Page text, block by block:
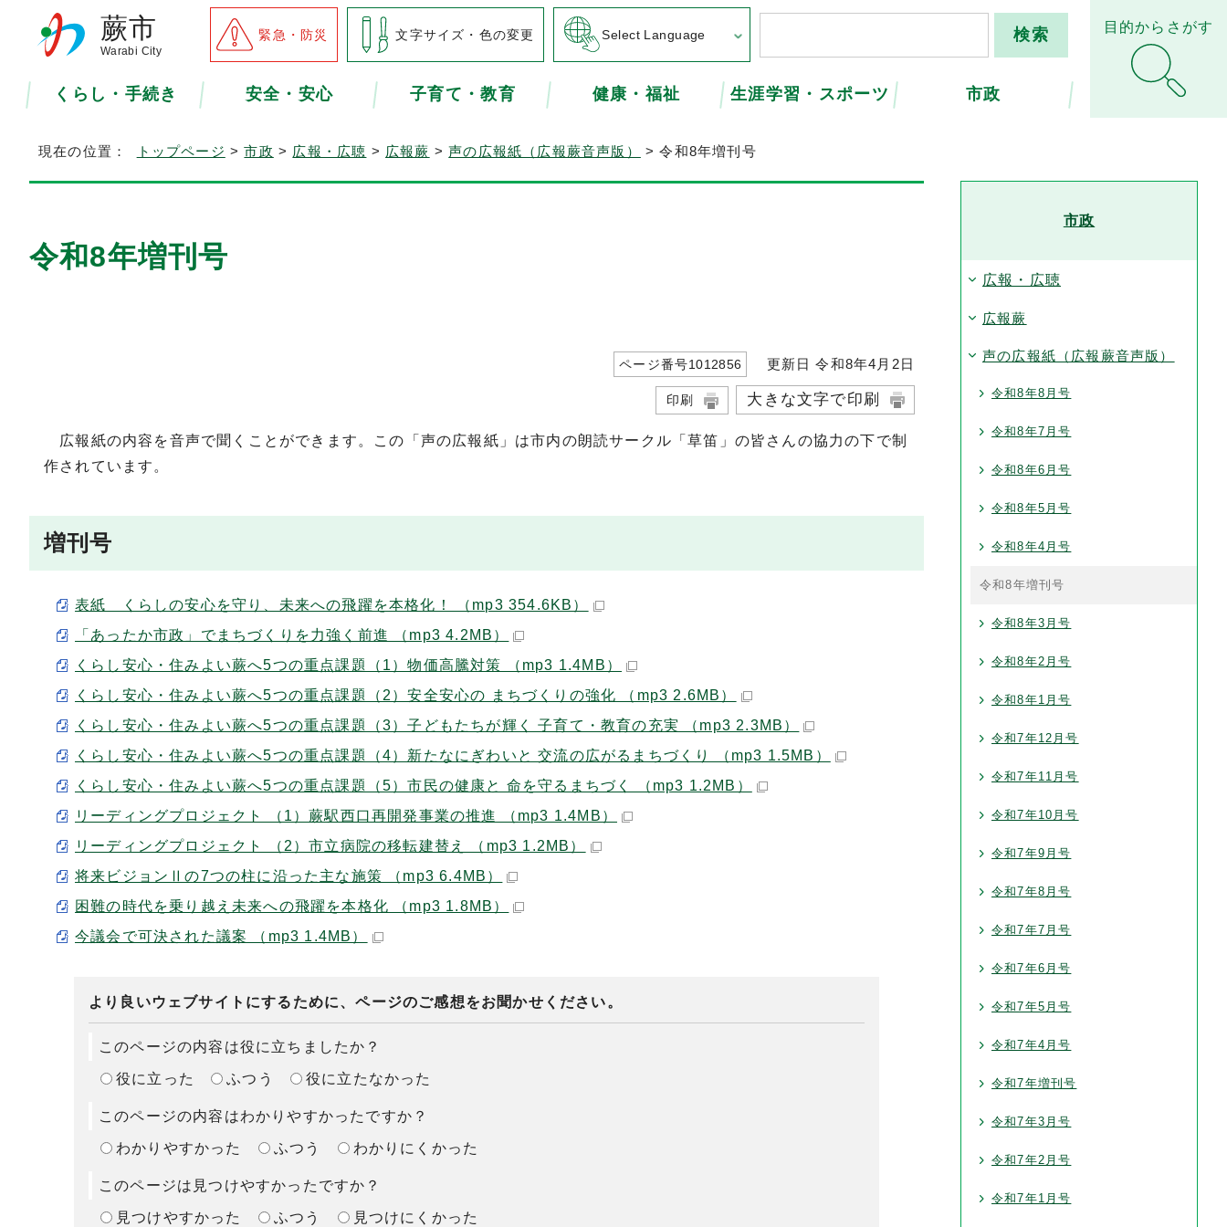
蕨市
Warabi City
緊急・防災 文字サイズ・色の変更 Select Language
くらし・手続き 安全・安心 子育て・教育 健康・福祉 生涯学習・スポーツ 市政
目的からさがす
現在の位置： トップページ >市政 > 広報・広聴 > 広報蕨 >声の広報紙（広報蕨音声版） > 令和8年増刊号
令和8年増刊号
ページ番号1012856 更新日 令和8年4月2日
印刷 大きな文字で印刷
広報紙の内容を音声で聞くことができます。この「声の広報紙」は市内の朗読サークル「草笛」の皆さんの協力の下で制
作されています。
増刊号
表紙 くらしの安心を守り、未来への飛躍を本格化！ （mp3 354.6KB）
「あったか市政」でまちづくりを力強く前進 （mp3 4.2MB）
くらし安心・住みよい蕨へ5つの重点課題（1）物価高騰対策 （mp3 1.4MB）
くらし安心・住みよい蕨へ5つの重点課題（2）安全安心の まちづくりの強化 （mp3 2.6MB）
くらし安心・住みよい蕨へ5つの重点課題（3）子どもたちが輝く 子育て・教育の充実 （mp3 2.3MB）
くらし安心・住みよい蕨へ5つの重点課題（4）新たなにぎわいと 交流の広がるまちづくり （mp3 1.5MB）
くらし安心・住みよい蕨へ5つの重点課題（5）市民の健康と 命を守るまちづく （mp3 1.2MB）
リーディングプロジェクト （1）蕨駅西口再開発事業の推進 （mp3 1.4MB）
リーディングプロジェクト （2）市立病院の移転建替え （mp3 1.2MB）
将来ビジョンⅡの7つの柱に沿った主な施策 （mp3 6.4MB）
困難の時代を乗り越え未来への飛躍を本格化 （mp3 1.8MB）
今議会で可決された議案 （mp3 1.4MB）
より良いウェブサイトにするために、ページのご感想をお聞かせください。
このページの内容は役に立ちましたか？
役に立った ふつう 役に立たなかった
このページの内容はわかりやすかったですか？
わかりやすかった ふつう わかりにくかった
このページは見つけやすかったですか？
見つけやすかった ふつう 見つけにくかった
市政
広報・広聴
広報蕨
声の広報紙（広報蕨音声版）
令和8年8月号
令和8年7月号
令和8年6月号
令和8年5月号
令和8年4月号
令和8年増刊号
令和8年3月号
令和8年2月号
令和8年1月号
令和7年12月号
令和7年11月号
令和7年10月号
令和7年9月号
令和7年8月号
令和7年7月号
令和7年6月号
令和7年5月号
令和7年4月号
令和7年増刊号
令和7年3月号
令和7年2月号
令和7年1月号